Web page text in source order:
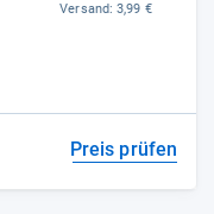
Versand:3,99 €
Preis prüfen